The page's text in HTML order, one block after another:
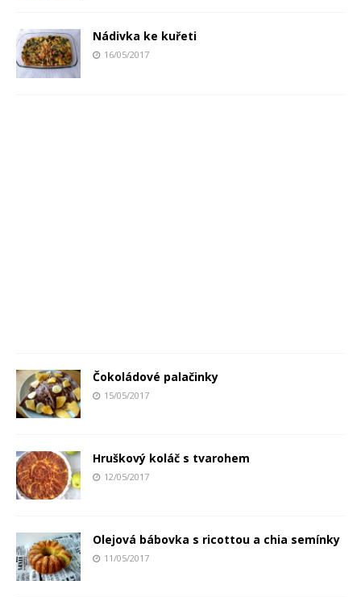
Nádivka ke kuřeti
16/05/2017
Čokoládové palačinky
15/05/2017
Hruškový koláč s tvarohem
12/05/2017
Olejová bábovka s ricottou a chia semínky
11/05/2017